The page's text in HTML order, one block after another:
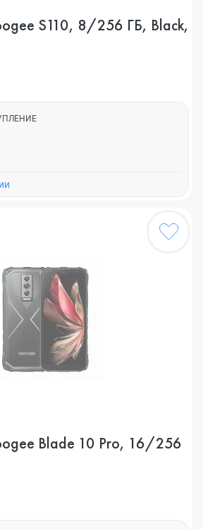
S110, 8/256 ГБ, Black,
Blade 10 Pro, 16/256